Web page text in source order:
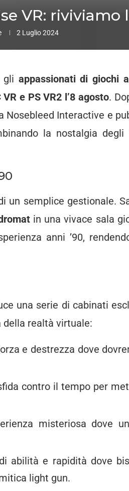
VR: riviviamo
2 Luglio 2024
gli appassionati di giochi
VR e PS VR2 l’8 agosto.
Nosebleed Interactive e
la nostalgia degli
un semplice gestionale.
in una vivace sala
anni ’90,
una serie di cabinati
realtà virtuale:
e destrezza dove
contro il tempo per
misteriosa dove
abilità e rapidità dove
light gun.